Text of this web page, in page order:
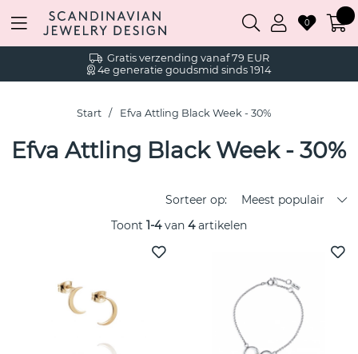
Gratis verzending vanaf 79 EUR
4e generatie goudsmid sinds 1914
0
Start Efva Attling Black Week - 30%
Efva Attling Black Week - 30%
Sorteer op:
Meest populair
Toont 1-4van 4artikelen